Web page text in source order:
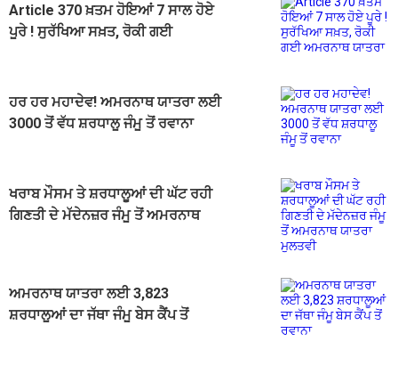
Article 370 ਖ਼ਤਮ ਹੋਇਆਂ 7 ਸਾਲ ਹੋਏ
ਪੂਰੇ ! ਸੁਰੱਖਿਆ ਸਖ਼ਤ, ਰੋਕੀ ਗਈ
ਹਰ ਹਰ ਮਹਾਦੇਵ! ਅਮਰਨਾਥ ਯਾਤਰਾ ਲਈ
3000 ਤੋਂ ਵੱਧ ਸ਼ਰਧਾਲੂ ਜੰਮੂ ਤੋਂ ਰਵਾਨਾ
ਖਰਾਬ ਮੌਸਮ ਤੇ ਸ਼ਰਧਾਲੂਆਂ ਦੀ ਘੱਟ ਰਹੀ
ਗਿਣਤੀ ਦੇ ਮੱਦੇਨਜ਼ਰ ਜੰਮੂ ਤੋਂ ਅਮਰਨਾਥ
ਅਮਰਨਾਥ ਯਾਤਰਾ ਲਈ 3,823
ਸ਼ਰਧਾਲੂਆਂ ਦਾ ਜੱਥਾ ਜੰਮੂ ਬੇਸ ਕੈਂਪ ਤੋਂ